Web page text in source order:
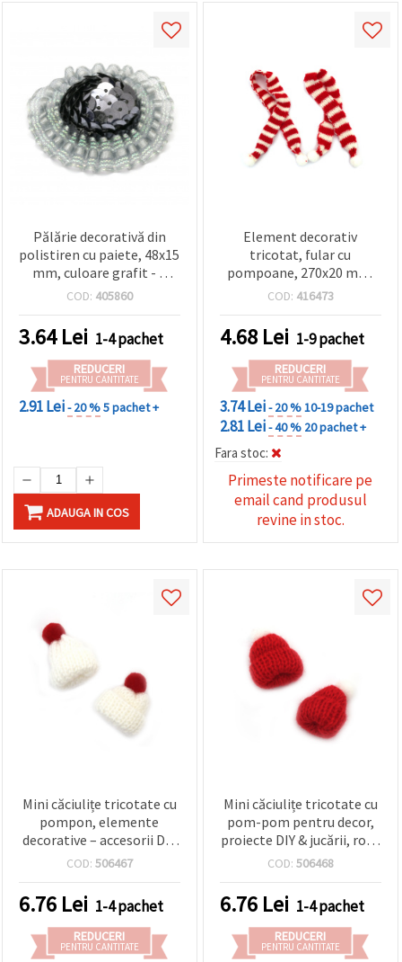
Pălărie decorativă din
polistiren cu paiete, 48x15
mm, culoare grafit - 2
bucăți
COD: 405860
3.64Lei 1-4 pachet
REDUCERI
PENTRU CANTITATE
2.91 Lei- 20 %5 pachet +
ADAUGA IN COS
Element decorativ
tricotat, fular cu
pompoane, 270x20 mm,
alb și roșu - set de 2
COD: 416473
4.68 Lei 1-9 pachet
REDUCERI
PENTRU CANTITATE
3.74 Lei- 20 %10-19 pachet
2.81 Lei- 40 % 20 pachet +
Fara stoc:
Primeste notificare pe
email cand produsul
revine in stoc.
Mini căciulițe tricotate cu
pompon, elemente
decorative – accesorii DIY
pentru hobby și craft,
roșu, set 5 buc.
COD: 506467
6.76 Lei 1-4 pachet
REDUCERI
PENTRU CANTITATE
Mini căciulițe tricotate cu
pom-pom pentru decor,
proiecte DIY & jucării, roșu
și alb, 35x45 mm - set 5
COD: 506468
6.76 Lei 1-4 pachet
REDUCERI
PENTRU CANTITATE